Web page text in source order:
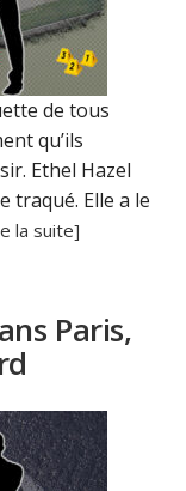
de tous
qu’ils
Ethel Hazel
traqué. Elle a le
la suite]
Paris,